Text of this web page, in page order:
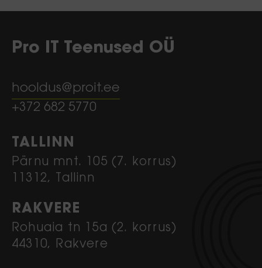
Pro IT Teenused OÜ
hooldus@proit.ee
+372 682 5770
TALLINN
Pärnu mnt. 105 (7. korrus)
11312, Tallinn
RAKVERE
Rohuaia tn 15a (2. korrus)
44310, Rakvere